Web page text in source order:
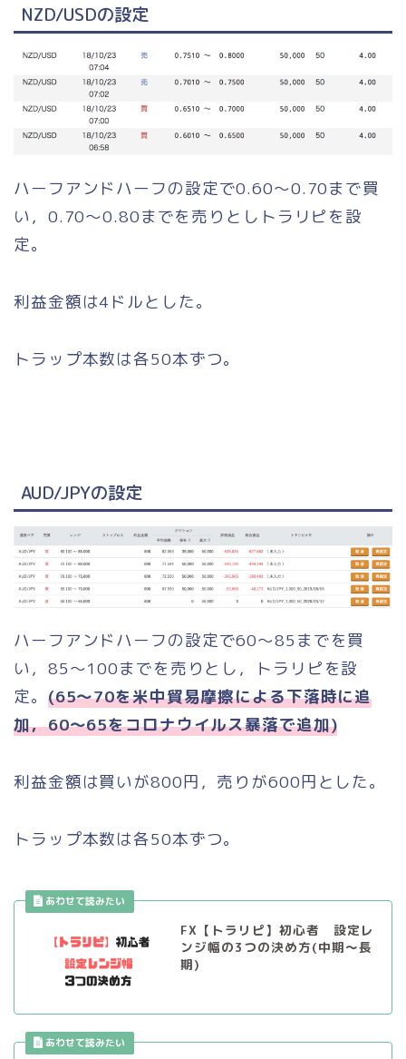
NZD/USDの設定
ハーフアンドハーフの設定で0.60〜0.70まで買
い，0.70〜0.80までを売りとしトラリピを設
定。
利益金額は4ドルとした。
トラップ本数は各50本ずつ。
AUD/JPYの設定
ハーフアンドハーフの設定で60〜85までを買
い，85〜100までを売りとし，トラリピを設
定。 (65〜70を米中貿易摩擦による下落時に追
加，60〜65をコロナウイルス暴落で追加)
利益金額は買いが800円，売りが600円とした。
トラップ本数は各50本ずつ。
FX【トラリピ】初心者 設定レ
ンジ幅の3つの決め方(中期〜長
期)